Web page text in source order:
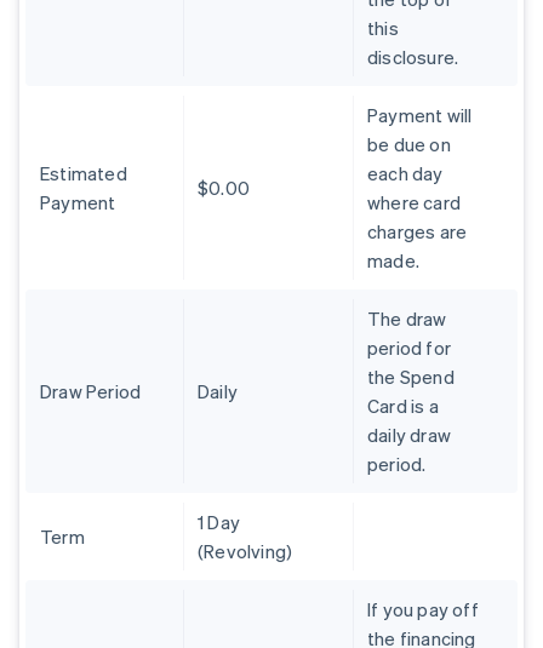
this
disclosure.
Estimated
Payment
$0.00
Payment will
be due on
each day
where card
charges are
made.
Draw Period Daily
The draw
period for
the Spend
Card is a
daily draw
period.
Term
1 Day
(Revolving)
If you pay off
the financing
Austria
Belgio
EnglishFrançais
English